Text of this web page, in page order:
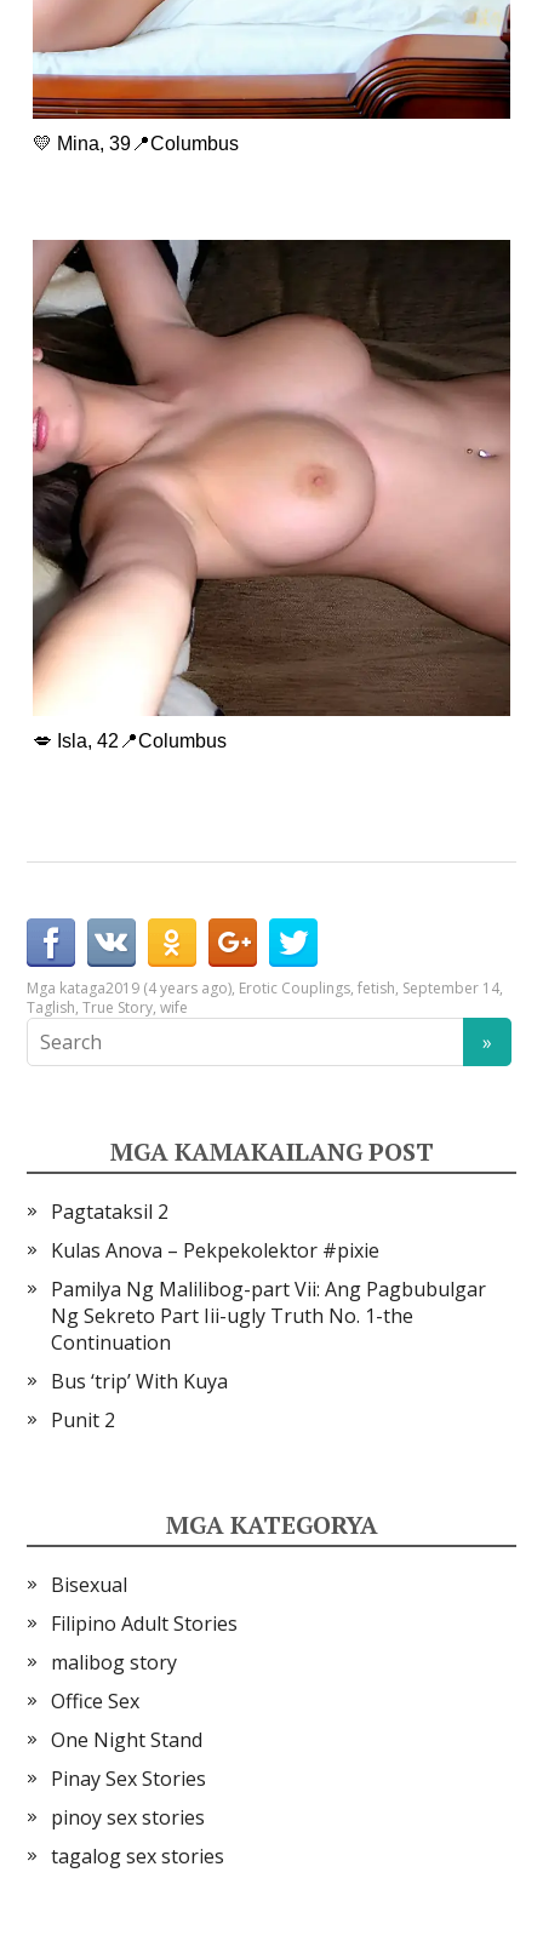
💛 Mina, 39📍Columbus
💋 Isla, 42📍Columbus
Mga kataga2019 (4 years ago), Erotic Couplings,fetish, September 14,
Taglish,True Story,wife
MGA KAMAKAILANG POST
Pagtataksil 2
Kulas Anova – Pekpekolektor #pixie
Pamilya Ng Malilibog-part Vii: Ang Pagbubulgar
Ng Sekreto Part Iii-ugly Truth No. 1-the
Continuation
Bus ‘trip’ With Kuya
Punit 2
MGA KATEGORYA
Bisexual
Filipino Adult Stories
malibog story
Office Sex
One Night Stand
Pinay Sex Stories
pinoy sex stories
tagalog sex stories